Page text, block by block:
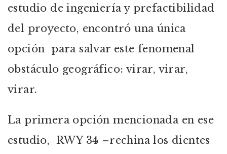
estudio de ingeniería y prefactibilidad
del proyecto, encontró una única
opción para salvar este fenomenal
obstáculo geográfico: virar, virar,
virar.
La primera opción mencionada en ese
estudio, RWY 34 –rechina los dientes